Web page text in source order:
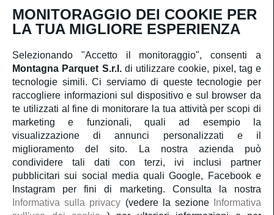
e acconsento al trattamento dei miei dati personali.
Iscriviti
Servizio Clienti
Account
MONITORAGGIO DEI COOKIE PER
LA TUA MIGLIORE ESPERIENZA
Selezionando "Accetto il monitoraggio", consenti a
Montagna Parquet S.r.l. di utilizzare cookie, pixel, tag e
tecnologie simili. Ci serviamo di queste tecnologie per
raccogliere informazioni sul dispositivo e sul browser da
te utilizzati al fine di monitorare la tua attività per scopi di
marketing e funzionali, quali ad esempio la
visualizzazione di annunci personalizzati e il
miglioramento del sito. La nostra azienda può
condividere tali dati con terzi, ivi inclusi partner
pubblicitari sui social media quali Google, Facebook e
Instagram per fini di marketing. Consulta la nostra
Informativa sulla privacy (vedere la sezione
Informativa